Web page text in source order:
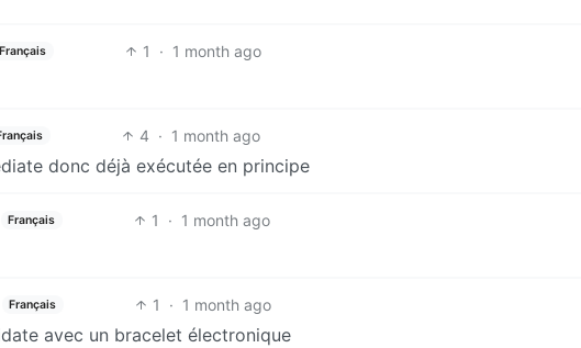
Français 1 · 1 month ago
4 · 1 month ago
donc déjà exécutée en principe
Français 1 · 1 month ago
Français 1 · 1 month ago
avec un bracelet électronique